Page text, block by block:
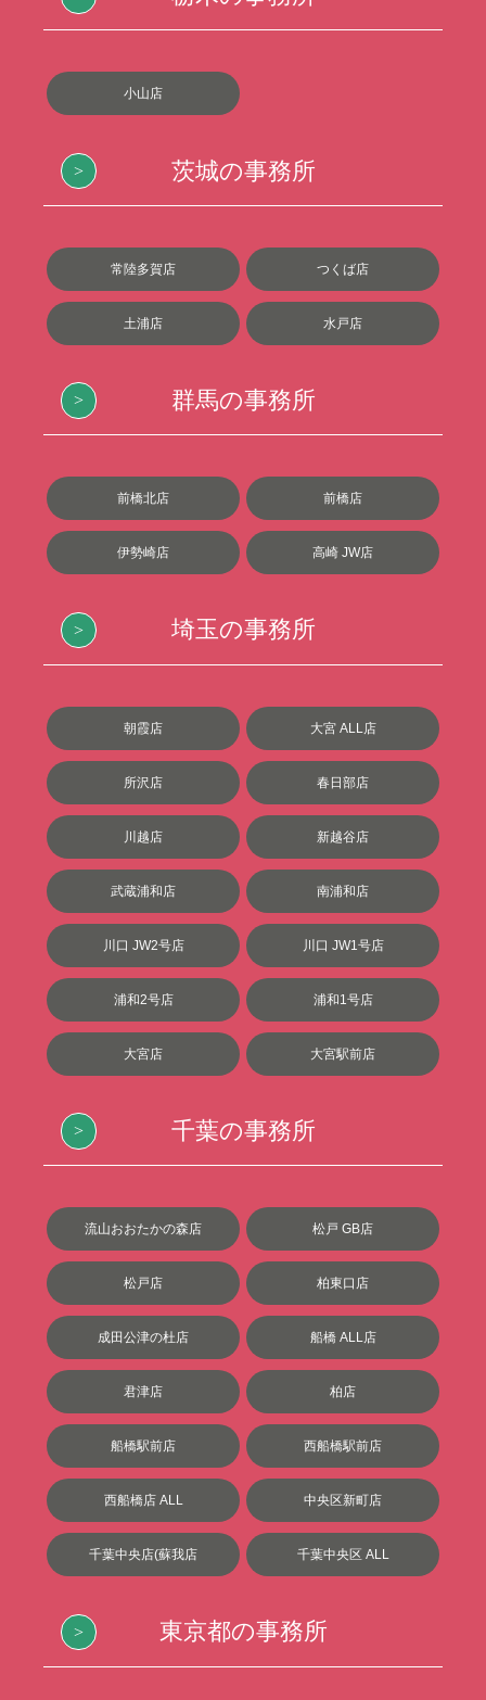
小山店
茨城の事務所
常陸多賀店 つくば店
土浦店 水戸店
群馬の事務所
前橋北店 前橋店
伊勢崎店 高崎 JW店
埼玉の事務所
朝霞店 大宮 ALL店
所沢店 春日部店
川越店 新越谷店
武蔵浦和店 南浦和店
川口 JW2号店 川口 JW1号店
浦和2号店 浦和1号店
大宮店 大宮駅前店
千葉の事務所
流山おおたかの森店 松戸 GB店
松戸店 柏東口店
成田公津の杜店 船橋 ALL店
君津店 柏店
船橋駅前店 西船橋駅前店
西船橋店 ALL 中央区新町店
千葉中央店(蘇我店 千葉中央区 ALL
東京都の事務所